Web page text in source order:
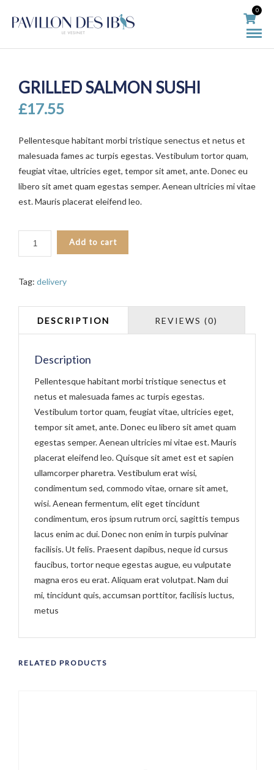
0
GRILLED SALMON SUSHI
£17.55
Pellentesque habitant morbi tristique senectus et netus et
malesuada fames ac turpis egestas. Vestibulum tortor quam,
feugiat vitae, ultricies eget, tempor sit amet, ante. Donec eu
libero sit amet quam egestas semper. Aenean ultricies mi vitae
est. Mauris placerat eleifend leo.
QUANTITY
Add to cart
Tag: delivery
Description
Pellentesque habitant morbi tristique senectus et
netus et malesuada fames ac turpis egestas.
Vestibulum tortor quam, feugiat vitae, ultricies eget,
tempor sit amet, ante. Donec eu libero sit amet quam
egestas semper. Aenean ultricies mi vitae est. Mauris
placerat eleifend leo. Quisque sit amet est et sapien
ullamcorper pharetra. Vestibulum erat wisi,
condimentum sed, commodo vitae, ornare sit amet,
wisi. Aenean fermentum, elit eget tincidunt
condimentum, eros ipsum rutrum orci, sagittis tempus
lacus enim ac dui. Donec non enim in turpis pulvinar
facilisis. Ut felis. Praesent dapibus, neque id cursus
faucibus, tortor neque egestas augue, eu vulputate
magna eros eu erat. Aliquam erat volutpat. Nam dui
mi, tincidunt quis, accumsan porttitor, facilisis luctus,
metus
RELATED PRODUCTS